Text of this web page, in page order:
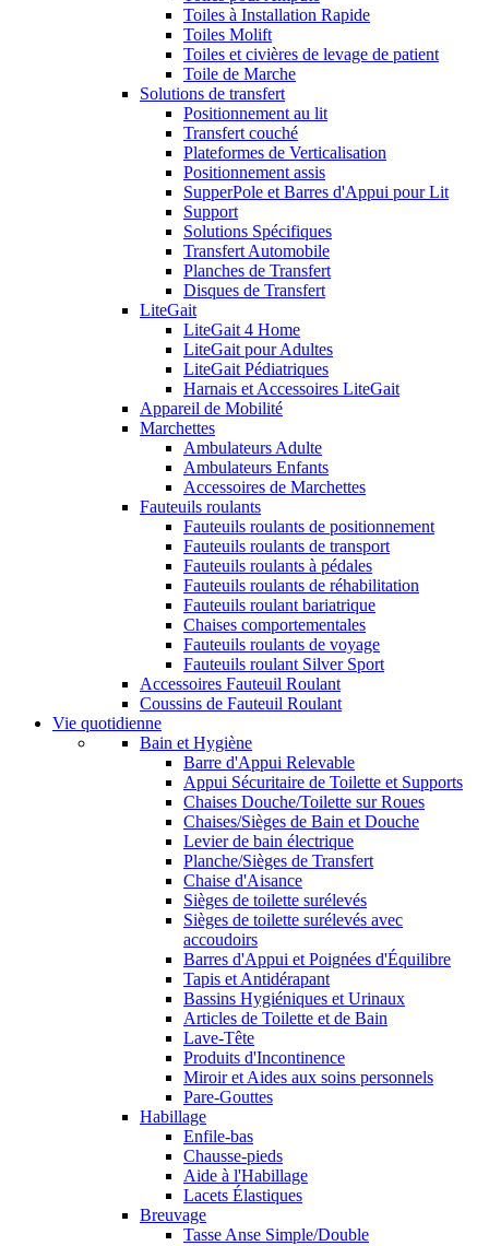
Toiles à Installation Rapide
Toiles Molift
Toiles et civières de levage de patient
Toile de Marche
Solutions de transfert
Positionnement au lit
Transfert couché
Plateformes de Verticalisation
Positionnement assis
SupperPole et Barres d'Appui pour Lit
Support
Solutions Spécifiques
Transfert Automobile
Planches de Transfert
Disques de Transfert
LiteGait
LiteGait 4 Home
LiteGait pour Adultes
LiteGait Pédiatriques
Harnais et Accessoires LiteGait
Appareil de Mobilité
Marchettes
Ambulateurs Adulte
Ambulateurs Enfants
Accessoires de Marchettes
Fauteuils roulants
Fauteuils roulants de positionnement
Fauteuils roulants de transport
Fauteuils roulants à pédales
Fauteuils roulants de réhabilitation
Fauteuils roulant bariatrique
Chaises comportementales
Fauteuils roulants de voyage
Fauteuils roulant Silver Sport
Accessoires Fauteuil Roulant
Coussins de Fauteuil Roulant
Vie quotidienne
Bain et Hygiène
Barre d'Appui Relevable
Appui Sécuritaire de Toilette et Supports
Chaises Douche/Toilette sur Roues
Chaises/Sièges de Bain et Douche
Levier de bain électrique
Planche/Sièges de Transfert
Chaise d'Aisance
Sièges de toilette surélevés
Sièges de toilette surélevés avec
accoudoirs
Barres d'Appui et Poignées d'Équilibre
Tapis et Antidérapant
Bassins Hygiéniques et Urinaux
Articles de Toilette et de Bain
Lave-Tête
Produits d'Incontinence
Miroir et Aides aux soins personnels
Pare-Gouttes
Habillage
Enfile-bas
Chausse-pieds
Aide à l'Habillage
Lacets Élastiques
Breuvage
Tasse Anse Simple/Double